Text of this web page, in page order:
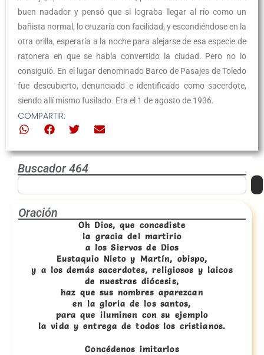
buen nadador y pensó que si lograba llegar al río como un
bañista normal, lo cruzaría con facilidad, y escondiéndose en la
otra orilla, esperaría a la noche para alejarse de esa especie de
ratonera en que se había convertido la ciudad. Pero no lo
consiguió. En el lugar denominado Barco de Pasajes de Toledo
fue descubierto, denunciado e identificado como sacerdote,
siendo allí mismo fusilado. Era el 1 de agosto de 1936.
COMPARTIR:
Buscador 464
Oración
Oh Dios, que concediste
la gracia del martirio
a los Siervos de Dios
Eustaquio Nieto y Martín, obispo,
y a los demás sacerdotes, religiosos y laicos
de nuestras diócesis,
haz que sus nombres aparezcan
en la gloria de los santos,
para que iluminen con su ejemplo
la vida y entrega de todos los cristianos.
Concédenos imitarlos